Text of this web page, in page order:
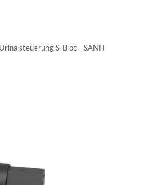
S-Bloc - SANIT